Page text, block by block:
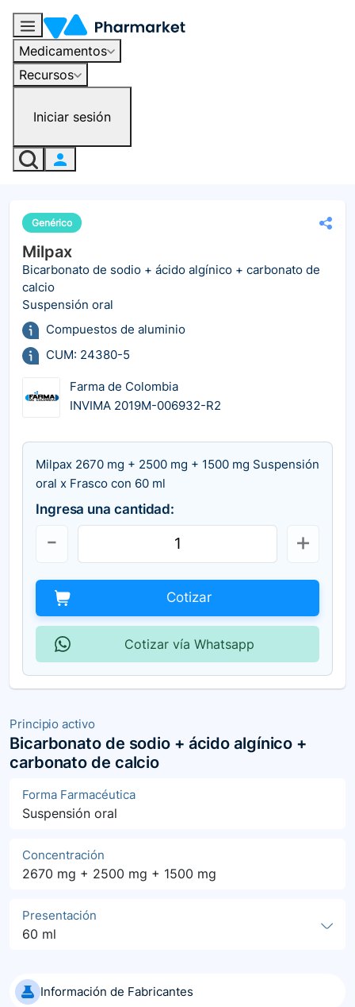
Medicamentos
Recursos
Iniciar sesión
Principio activo
Bicarbonato de sodio + ácido algínico +
carbonato de calcio
Forma Farmacéutica
Suspensión oral
Concentración
2670 mg + 2500 mg + 1500 mg
Presentación
60 ml
Información de Fabricantes
Genérico
Milpax
Bicarbonato de sodio + ácido algínico + carbonato de
calcio
Suspensión oral
Compuestos de aluminio
CUM: 24380-5
Farma de Colombia
INVIMA 2019M-006932-R2
Milpax 2670 mg + 2500 mg + 1500 mg Suspensión
oral x Frasco con 60 ml
Ingresa una cantidad:
Cotizar
Cotizar vía Whatsapp